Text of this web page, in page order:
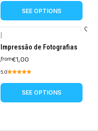
SEE OPTIONS
Impressão de Fotografias
from€1,00
5.0
SEE OPTIONS